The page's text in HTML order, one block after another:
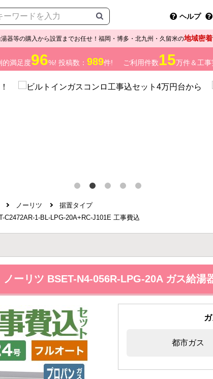
ヘルプ
器等の購入から設置までお任せ！福岡・博多・北九州・久留米の地域密着
的満足度96%! 投稿数： 989件! ご利用件数15万件＆工事
ノーリツ
据置タイプ
1-BL-LPG-20A+RC-J101E 工事費込
ノーリツ BSET-N4-056R-LPG-20A ガス給湯
都市ガス